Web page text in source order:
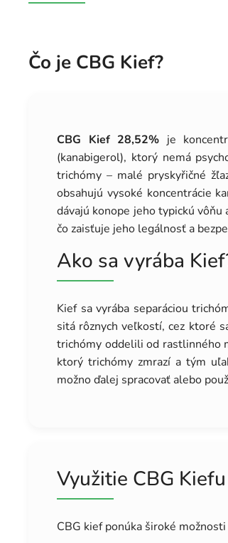
Čo je CBG Kief?
CBG Kief 28,52% je
(kanabigerol), ktorý nemá
trichómy – malé pryskyřičné
obsahujú vysoké koncentrácie
dávajú konope jeho typickú vôňu
čo zaisťuje jeho legálnosť a
Ako sa vyrába
Kief sa vyrába separáciou
sitá rôznych veľkostí, cez ktoré
trichómy oddelili od rastlinného
ktorý trichómy zmrazí a tým
možno ďalej spracovať alebo
Využitie CBG Kiefu
CBG kief ponúka široké